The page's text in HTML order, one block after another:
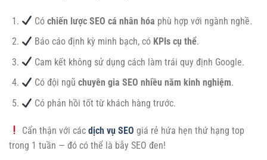
Cóchiến lược SEO cá nhân hóa phù hợp với ngành nghề.
Báo cáo định kỳ minh bạch, có KPIs cụ thể.
Cam kết không sử dụng cách làm trái quy định Google.
Có đội ngũchuyên gia SEO nhiều năm kinh nghiệm.
Có phản hồi tốt từ khách hàng trước.
Cẩn thận với cácdịch vụ SEO giá rẻ hứa hẹn thứ hạng top
trong 1 tuần — đó có thể là bẫy SEO đen!